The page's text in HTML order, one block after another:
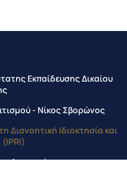
Εκπαίδευσης Δικαίου
- Νίκος Σβορώνος
Διανοητική Ιδιοκτησία και
(IPRI)
Δικαιοσύνη και την